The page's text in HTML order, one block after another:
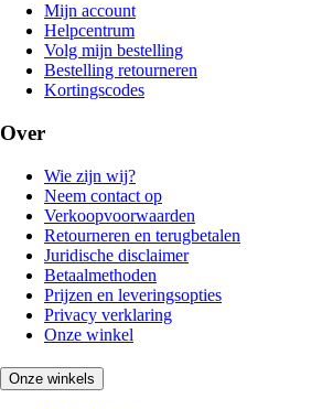
Mijn account
Helpcentrum
Volg mijn bestelling
Bestelling retourneren
Kortingscodes
Over
Wie zijn wij?
Neem contact op
Verkoopvoorwaarden
Retourneren en terugbetalen
Juridische disclaimer
Betaalmethoden
Prijzen en leveringsopties
Privacy verklaring
Onze winkel
Onze winkels